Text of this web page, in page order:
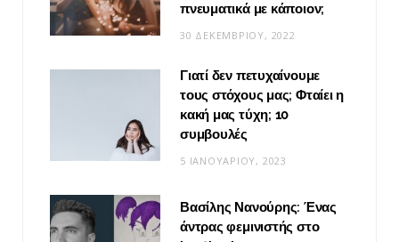
πνευματικά με κάποιον;
30 ΔΕΚΕΜΒΡΊΟΥ, 2022
Γιατί δεν πετυχαίνουμε
τους στόχους μας; Φταίει η
κακή μας τύχη; 10
συμβουλές
5 ΙΑΝΟΥΑΡΊΟΥ, 2023
Βασίλης Νανούρης: Ένας
άντρας φεμινιστής στο